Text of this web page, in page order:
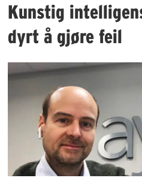
Kunstig
dyrt å gjøre feil